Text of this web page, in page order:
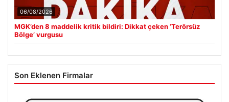
06/08/2026
MGK’den 8 maddelik kritik bildiri: Dikkat çeken ‘Terörsüz
Bölge’ vurgusu
Son Eklenen Firmalar